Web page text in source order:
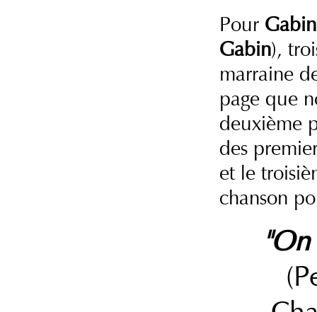
Pour
Gabin),
marraine
page que
deuxième
des
et le
chanson